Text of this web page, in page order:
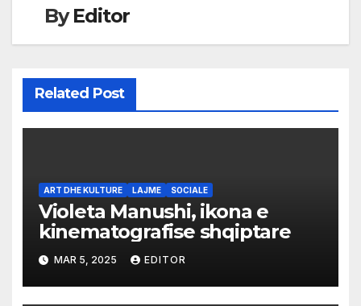
ByEditor
Related Post
ART DHE KULTURE LAJME SOCIALE
Violeta Manushi, ikona e
kinematografise shqiptare
MAR 5, 2025 EDITOR